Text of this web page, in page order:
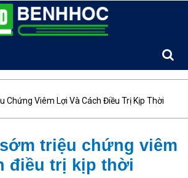
Chứng Viêm Lợi Và Cách Điều Trị Kịp Thời
triệu chứng viêm
điều trị kịp thời